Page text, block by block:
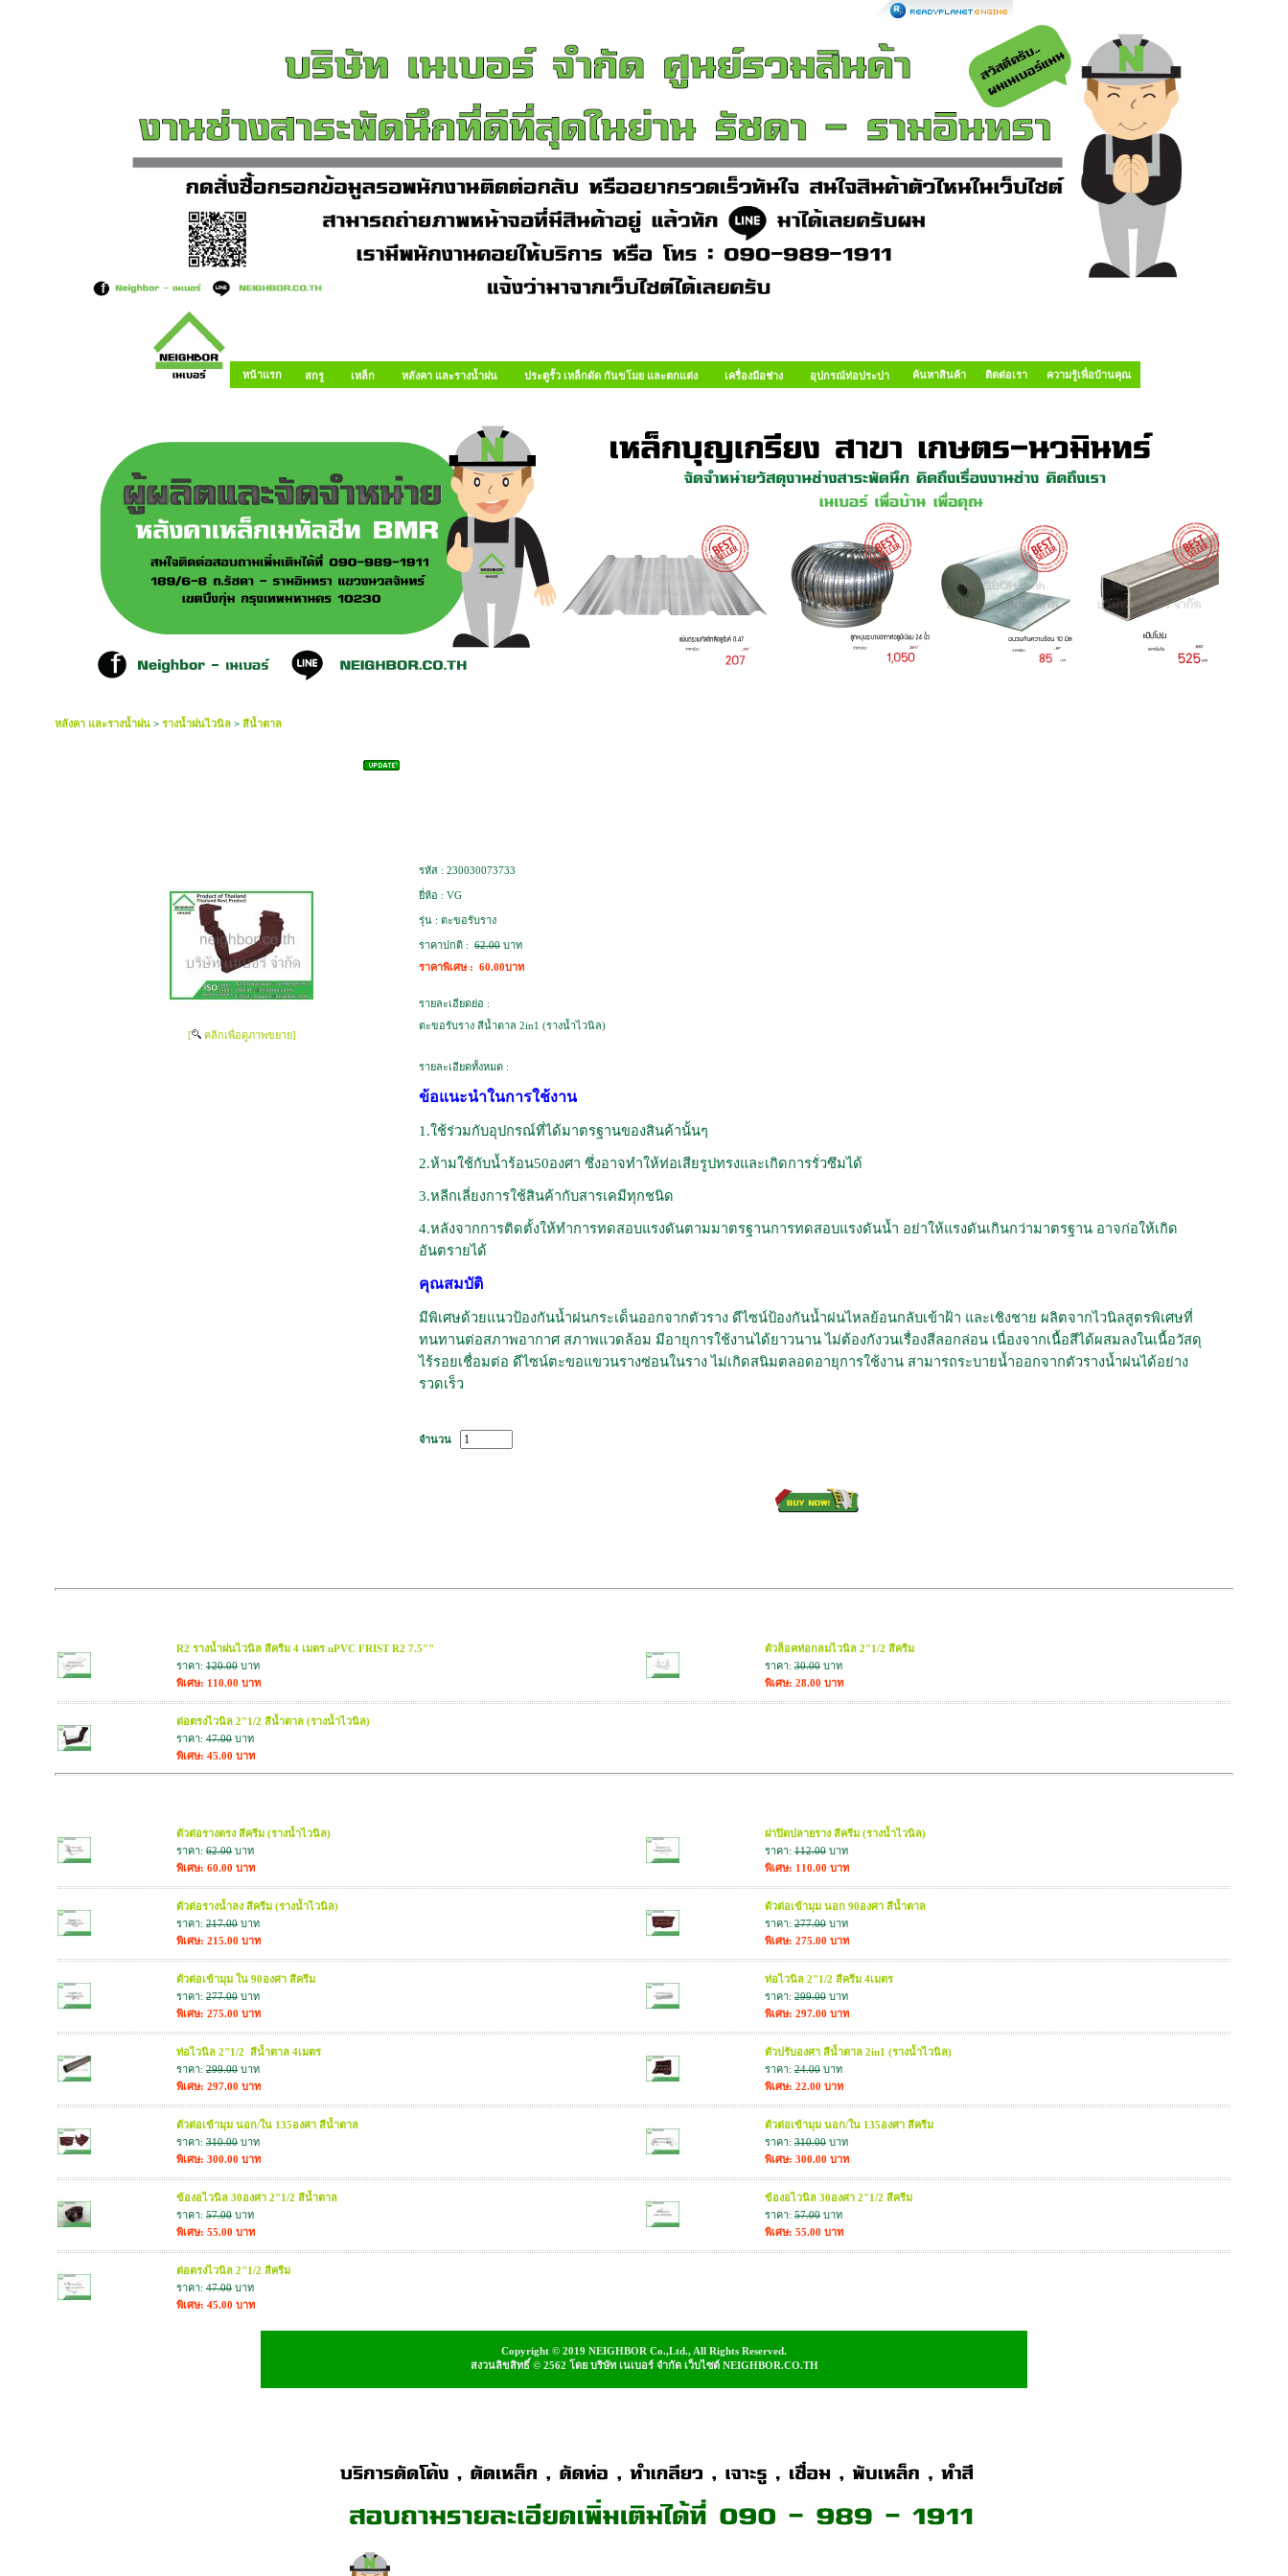
หน้าแรก สกรู เหล็ก หลังคา และรางน้ำฝน ประตูรั้ว เหล็กดัด กันขโมย และตกแต่ง เครื่องมือช่าง อุปกรณ์ท่อประปา ค้นหาสินค้า ติดต่อเรา ความรู้เพื่อบ้านคุณ
หลังคา และรางน้ำฝน > รางน้ำฝนไวนิล > สีน้ำตาล
[ คลิกเพื่อดูภาพขยาย]
รหัส : 230030073733
ยี่ห้อ : VG
รุ่น : ตะขอรับราง
ราคาปกติ : 62.00 บาท
ราคาพิเศษ : 60.00บาท
รายละเอียดย่อ :
ตะขอรับราง สีน้ำตาล 2in1 (รางน้ำไวนิล)
รายละเอียดทั้งหมด :
ข้อแนะนำในการใช้งาน
1.ใช้ร่วมกับอุปกรณ์ที่ได้มาตรฐานของสินค้านั้นๆ
2.ห้ามใช้กับน้ำร้อน50องศา ซึ่งอาจทำให้ท่อเสียรูปทรงและเกิดการรั่วซึมได้
3.หลีกเลี่ยงการใช้สินค้ากับสารเคมีทุกชนิด
4.หลังจากการติดตั้งให้ทำการทดสอบแรงดันตามมาตรฐานการทดสอบแรงดันน้ำ อย่าให้แรงดันเกินกว่ามาตรฐาน อาจก่อให้เกิด
อันตรายได้
คุณสมบัติ
มีพิเศษด้วยแนวป้องกันน้ำฝนกระเด็นออกจากตัวราง ดีไซน์ป้องกันน้ำฝนไหลย้อนกลับเข้าฝ้า และเชิงชาย ผลิตจากไวนิลสูตรพิเศษที่
ทนทานต่อสภาพอากาศ สภาพแวดล้อม มีอายุการใช้งานได้ยาวนาน ไม่ต้องกังวนเรื่องสีลอกล่อน เนื่องจากเนื้อสีได้ผสมลงในเนื้อวัสดุ
ไร้รอยเชื่อมต่อ ดีไซน์ตะขอแขวนรางซ่อนในราง ไม่เกิดสนิมตลอดอายุการใช้งาน สามารถระบายน้ำออกจากตัวรางน้ำฝนได้อย่าง
รวดเร็ว
จำนวน
R2 รางน้ำฝนไวนิล สีครีม 4 เมตร uPVC FRIST R2 7.5""
ราคา: 120.00 บาท
พิเศษ: 110.00 บาท
ตัวล็อคท่อกลมไวนิล 2"1/2 สีครีม
ราคา: 30.00 บาท
พิเศษ: 28.00 บาท
ต่อตรงไวนิล 2"1/2 สีน้ำตาล (รางน้ำไวนิล)
ราคา: 47.00 บาท
พิเศษ: 45.00 บาท
ตัวต่อรางตรง สีครีม (รางน้ำไวนิล)
ราคา: 62.00 บาท
พิเศษ: 60.00 บาท
ฝาปิดปลายราง สีครีม (รางน้ำไวนิล)
ราคา: 112.00 บาท
พิเศษ: 110.00 บาท
ตัวต่อรางน้ำลง สีครีม (รางน้ำไวนิล)
ราคา: 217.00 บาท
พิเศษ: 215.00 บาท
ตัวต่อเข้ามุม นอก 90องศา สีน้ำตาล
ราคา: 277.00 บาท
พิเศษ: 275.00 บาท
ตัวต่อเข้ามุม ใน 90องศา สีครีม
ราคา: 277.00 บาท
พิเศษ: 275.00 บาท
ท่อไวนิล 2"1/2 สีครีม 4เมตร
ราคา: 299.00 บาท
พิเศษ: 297.00 บาท
ท่อไวนิล 2"1/2 สีน้ำตาล 4เมตร
ราคา: 299.00 บาท
พิเศษ: 297.00 บาท
ตัวปรับองศา สีน้ำตาล 2in1 (รางน้ำไวนิล)
ราคา: 24.00 บาท
พิเศษ: 22.00 บาท
ตัวต่อเข้ามุม นอก/ใน 135องศา สีน้ำตาล
ราคา: 310.00 บาท
พิเศษ: 300.00 บาท
ตัวต่อเข้ามุม นอก/ใน 135องศา สีครีม
ราคา: 310.00 บาท
พิเศษ: 300.00 บาท
ข้องอไวนิล 30องศา 2"1/2 สีน้ำตาล
ราคา: 57.00 บาท
พิเศษ: 55.00 บาท
ข้องอไวนิล 30องศา 2"1/2 สีครีม
ราคา: 57.00 บาท
พิเศษ: 55.00 บาท
ต่อตรงไวนิล 2"1/2 สีครีม
ราคา: 47.00 บาท
พิเศษ: 45.00 บาท
Copyright © 2019 NEIGHBOR Co.,Ltd., All Rights Reserved.
สงวนลิขสิทธิ์ © 2562 โดย บริษัท เนเบอร์ จำกัด เว็บไซต์ NEIGHBOR.CO.TH